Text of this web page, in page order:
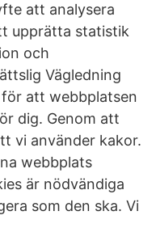
att analysera
upprätta statistik
och
Vägledning
att webbplatsen
dig. Genom att
vi använder kakor.
webbplats
är nödvändiga
som den ska. Vi